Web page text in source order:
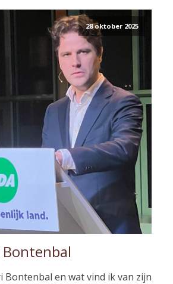
28 oktober 2025
Bontenbal en wat vind ik van zijn